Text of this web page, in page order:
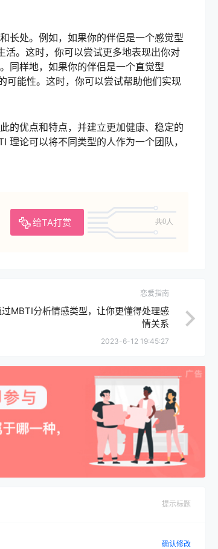
长处。例如，如果你的伴侣是一个感觉型
活。这时，你可以尝试更多地表现出你对
同样地，如果你的伴侣是一个直觉型
可能性。这时，你可以尝试帮助他们实现
的优点和特点，并建立更加健康、稳定的
论可以将不同类型的人作为一个团队，
给TA打赏 共0人
恋爱指南
MBTI分析情感类型，让你更懂得处理感
情关系
2023-6-12 19:45:27
提示标题
确认修改